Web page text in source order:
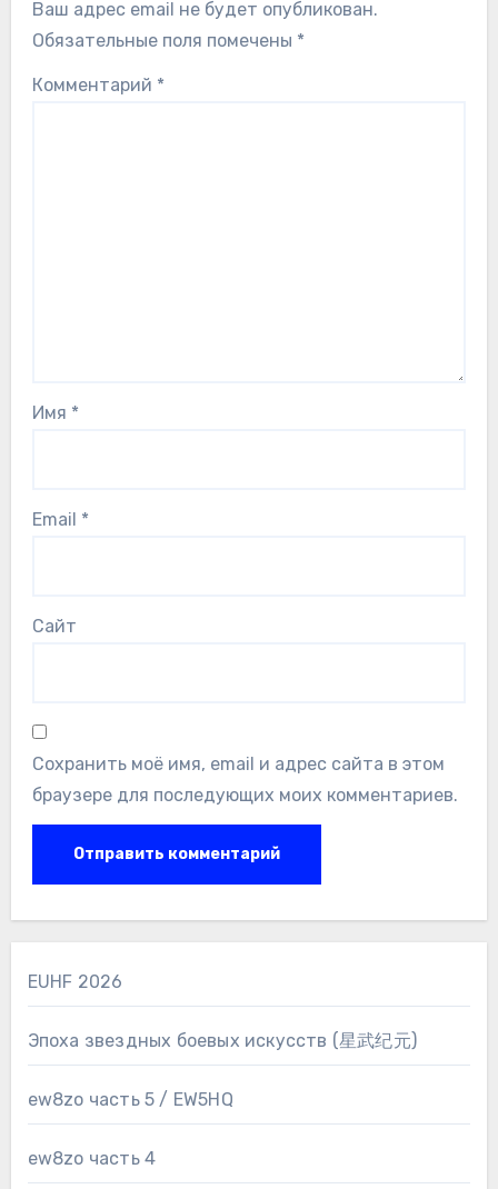
Ваш адрес email не будет опубликован.
Обязательные поля помечены *
Комментарий *
Имя *
Email *
Сайт
Сохранить моё имя, email и адрес сайта в этом
браузере для последующих моих комментариев.
EUHF 2026
Эпоха звездных боевых искусств (星武纪元)
ew8zo часть 5 / EW5HQ
ew8zo часть 4